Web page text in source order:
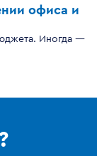
офиса и
Иногда —